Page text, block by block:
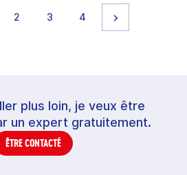
page
2 page
3 page
4
plus loin, je veux être
un expert gratuitement.
ÊTRE CONTACTÉ